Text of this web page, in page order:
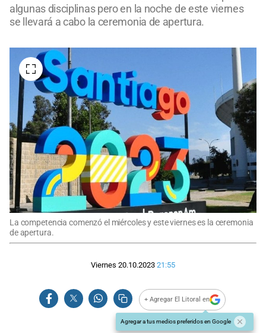
algunas disciplinas pero en la noche de este viernes
se llevará a cabo la ceremonia de apertura.
La competencia comenzó el miércoles y este viernes es la ceremonia
de apertura.
Viernes 20.10.2023 21:55
+ Agregar El Litoral en
Agregar a tus medios preferidos en Google